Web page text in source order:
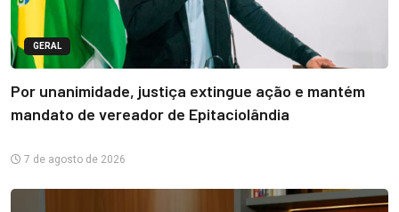
GERAL
Por unanimidade, justiça extingue ação e mantém
mandato de vereador de Epitaciolândia
7 de agosto de 2026